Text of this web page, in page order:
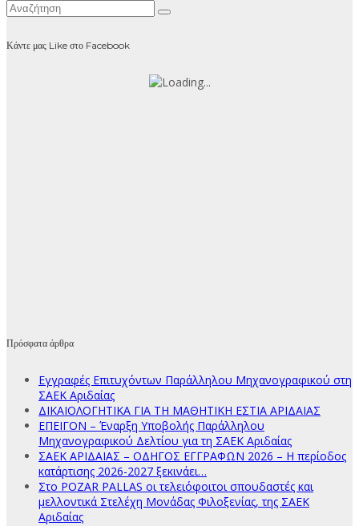
Κάντε μας Like στο Facebook
Πρόσφατα άρθρα
Εγγραφές Επιτυχόντων Παράλληλου Μηχανογραφικού στη
ΣΑΕΚ Αριδαίας
ΔΙΚΑΙΟΛΟΓΗΤΙΚΑ ΓΙΑ ΤΗ ΜΑΘΗΤΙΚΗ ΕΣΤΙΑ ΑΡΙΔΑΙΑΣ
ΕΠΕΙΓΟΝ – Έναρξη Υποβολής Παράλληλου
Μηχανογραφικού Δελτίου για τη ΣΑΕΚ Αριδαίας
ΣΑΕΚ ΑΡΙΔΑΙΑΣ – ΟΔΗΓΟΣ ΕΓΓΡΑΦΩΝ 2026 – Η περίοδος
κατάρτισης 2026-2027 ξεκινάει…
Στο POZAR PALLAS οι τελειόφοιτοι σπουδαστές και
μελλοντικά Στελέχη Μονάδας Φιλοξενίας, της ΣΑΕΚ
Αριδαίας